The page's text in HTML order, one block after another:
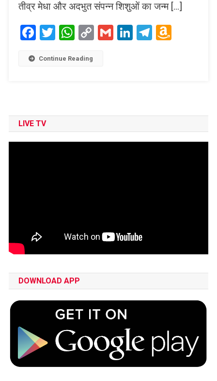
तीव्र मेधा और अदभुत संपन्न शिशुओं का जन्म […]
Facebook
TwitterWhatsApp
CopyGmailLinkedIn
Telegram
Continue Reading
LIVE TV
DOWNLOAD APP